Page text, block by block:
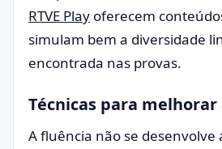
RTVE Play oferecem
simulam bem a diversidade
encontrada nas provas.
Técnicas para
A fluência não se desenvolve